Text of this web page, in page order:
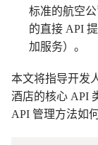
标准的航空
的直接 API
加服务）。
本文将指导开发
酒店的核心 API
API 管理方法如